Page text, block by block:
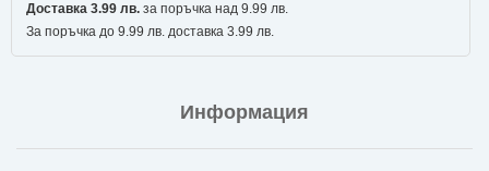
Доставка 3.99 лв.за поръчка над 9.99 лв.
За поръчка до 9.99 лв. доставка 3.99 лв.
Информация